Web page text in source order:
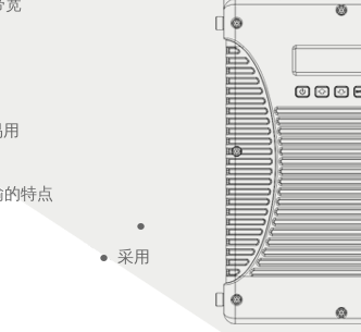
宽
的特点
以自行设定 ●
采用